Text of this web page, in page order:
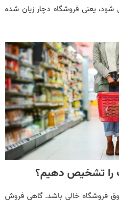
یعنی فروشگاه دچار زیان شده
را تشخیص دهیم؟
فروشگاه خالی باشد. گاهی فروش